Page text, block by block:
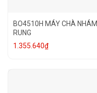
BO4510H MÁY CHÀ NHÁM
RUNG
1.355.640₫